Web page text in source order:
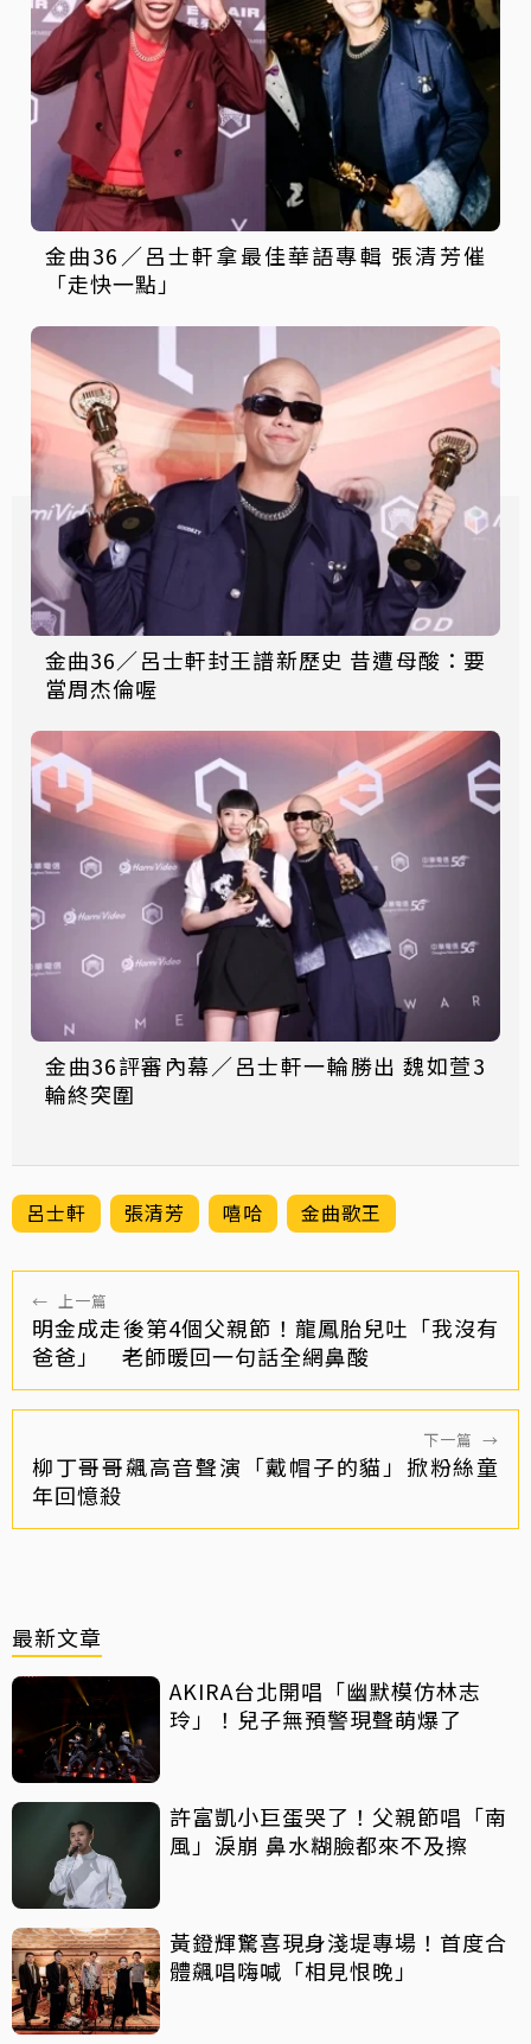
金曲36／呂士軒拿最佳華語專輯 張清芳催
「走快一點」
金曲36／呂士軒封王譜新歷史 昔遭母酸：要
當周杰倫喔
金曲36評審內幕／呂士軒一輪勝出 魏如萱3
輪終突圍
呂士軒 張清芳 嘻哈 金曲歌王
← 上一篇
明金成走後第4個父親節！龍鳳胎兒吐「我沒有
爸爸」 老師暖回一句話全網鼻酸
下一篇 →
柳丁哥哥飆高音聲演「戴帽子的貓」掀粉絲童
年回憶殺
最新文章
AKIRA台北開唱「幽默模仿林志
玲」！兒子無預警現聲萌爆了
許富凱小巨蛋哭了！父親節唱「南
風」淚崩 鼻水糊臉都來不及擦
黃鐙輝驚喜現身淺堤專場！首度合
體飆唱嗨喊「相見恨晚」